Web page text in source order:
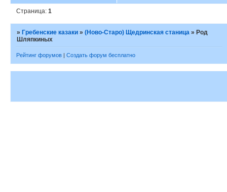
Страница:1
»Гребенские казаки »(Ново-Старо) Щедринская станица »Род
Шляпкиных
Рейтинг форумов | Создать форум бесплатно